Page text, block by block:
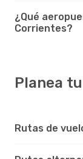
¿Qué
Corrientes?
Planea
Rutas de